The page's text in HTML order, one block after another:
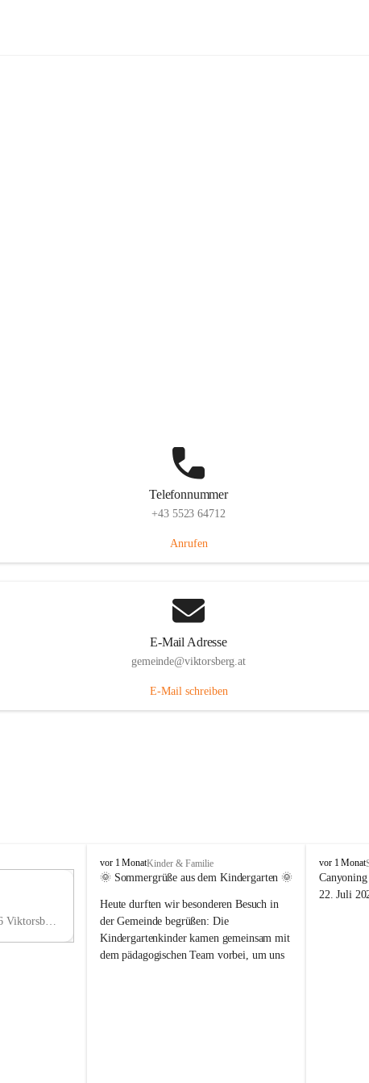
Telefonnummer
+43 5523 64712
Anrufen
E-Mail Adresse
gemeinde@viktorsberg.at
E-Mail schreiben
VHauptstraße 36, 6836 Viktorsberg, AUT
V
i
t
o
r
s
vor 1 MonatKinder & Familie
🌞 Sommergrüße aus dem Kindergarten 🌞
Heute durften wir besonderen Besuch in
der Gemeinde begrüßen: Die
Kindergartenkinder kamen gemeinsam mit
dem pädagogischen Team vorbei, um uns
V
i
k
vor 1 Monat
22. Juli